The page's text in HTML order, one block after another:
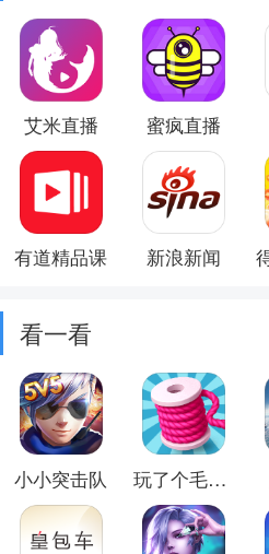
艾米直播 蜜疯直播
有道精品课 新浪新闻
看一看
小小突击队 玩了个毛线儿